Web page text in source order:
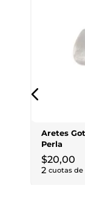
Aretes
Perla
$20,00
2 cuotas de